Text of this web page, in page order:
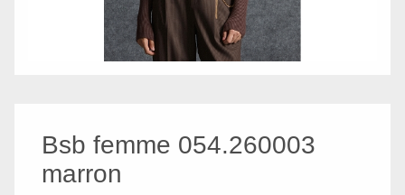
Bsb femme 054.260003
marron